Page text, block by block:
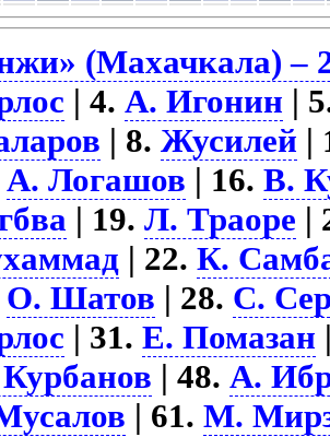
(Махачкала) –
| 4.А. Игонин |
| 8.Жусилей |
А. Логашов | 16.В.
| 19.Л. Траоре |
| 22.К.
О. Шатов | 28. С.
| 31.Е. Помазан
| 48.А.
| 61.М.